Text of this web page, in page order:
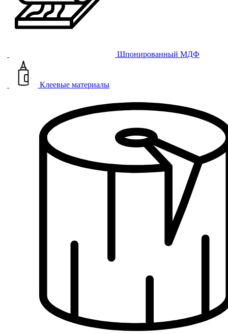
Шпонированный МДФ
Клеевые материалы